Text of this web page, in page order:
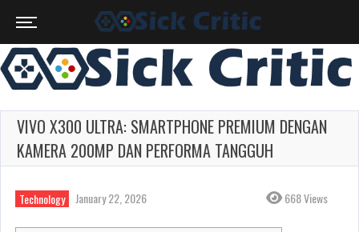
VIVO X300 ULTRA: SMARTPHONE PREMIUM DENGAN
KAMERA 200MP DAN PERFORMA TANGGUH
Technology January 22, 2026 668 Views